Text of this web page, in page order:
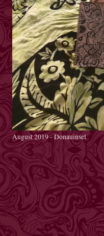
August 2019 - Donauinsel